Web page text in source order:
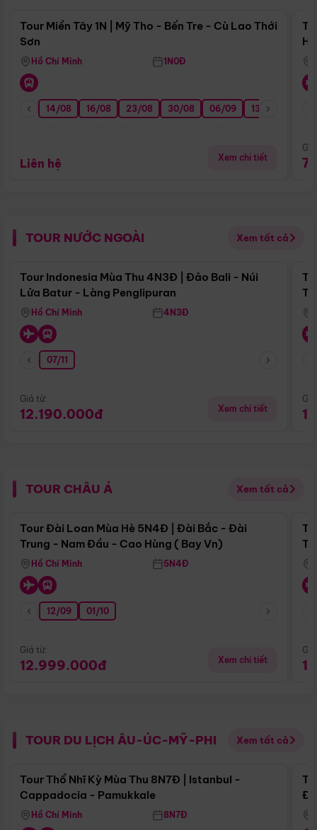
Tour Miền Tây 1N | Mỹ Tho - Bến Tre - Cù Lao Thới
Sơn
Hồ Chí Minh 1N0Đ
14/08 16/08 23/08 30/08 06/09 13/09
Liên hệ Xem chi tiết
TOUR NƯỚC NGOÀI Xem tất cả
Điểm nổi bật
Tour Indonesia Mùa Thu 4N3Đ | Đảo Bali - Núi
Lửa Batur - Làng Penglipuran
Hồ Chí Minh 4N3Đ
07/11
Giá từ:
12.190.000đ Xem chi tiết
TOUR CHÂU Á Xem tất cả
Điểm nổi bật
Tour Đài Loan Mùa Hè 5N4Đ | Đài Bắc - Đài
Trung - Nam Đầu - Cao Hùng ( Bay Vn)
Hồ Chí Minh 5N4Đ
12/09 01/10
Giá từ:
12.999.000đ Xem chi tiết
TOUR DU LỊCH ÂU-ÚC-MỸ-PHI Xem tất cả
Điểm nổi bật
Tour Thổ Nhĩ Kỳ Mùa Thu 8N7Đ | Istanbul -
Cappadocia - Pamukkale
Hồ Chí Minh 8N7Đ